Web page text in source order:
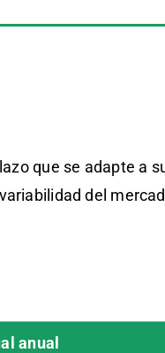
que se adapte a
del
anual